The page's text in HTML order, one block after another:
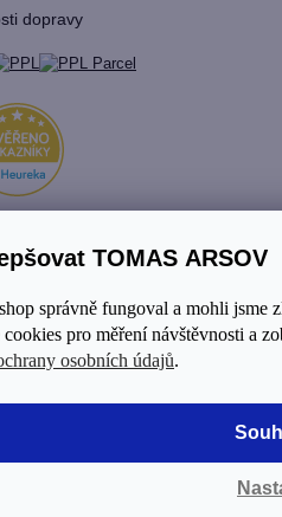
TOMAS ARSOV
správně fungoval a mohli jsme
pro měření návštěvnosti a
osobních údajů.
dopravy
Upravit nastavení cookies